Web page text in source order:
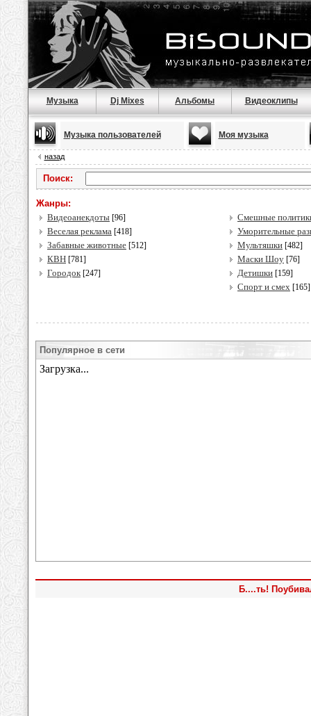
Музыка Dj Mixes Альбомы Видеоклипы
Музыка пользователей Моя музыка
назад
Поиск:
Жанры:
Видеоанекдоты [96]
Смешные
Веселая реклама [418]
Уморительные
Забавные животные [512] Мультяшки [482]
КВН [781] Маски Шоу [76]
Городок[247] Детишки [159]
Спорт и смех [165]
Популярное в сети
Б....ть!